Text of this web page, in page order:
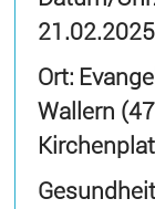
Ort:
Wallern